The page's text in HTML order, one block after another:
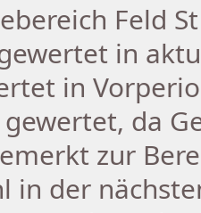
Feld
in
in
da
zur
in der